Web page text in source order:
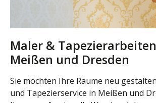
Maler &
Meißen und Dresden
Sie möchten Ihre Räume neu
und Tapezierservice in Meißen und